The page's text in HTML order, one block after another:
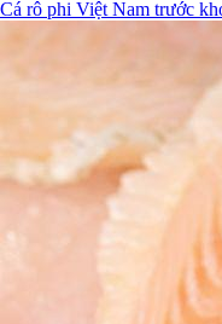
Cá rô phi Việt Nam trước